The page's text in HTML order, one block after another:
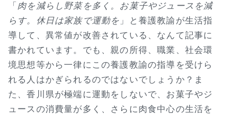
「 肉を減らし野菜を多く。お菓子やジュースを減
らす。休日は家族で運動を 」と養護教諭が生活指
導して、異常値が改善されている、なんて記事に
書かれています。でも、親の所得、職業、社会環
境思想等から一律にこの養護教諭の指導を受けら
れる人はかぎられるのではないでしょうか？ま
た、香川県が極端に運動をしないで、お菓子やジ
ュースの消費量が多く、さらに肉食中心の生活を